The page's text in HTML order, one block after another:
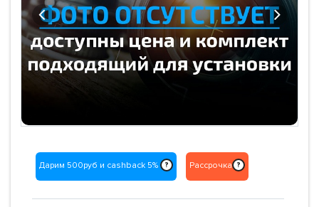
Previous Next
Дарим 500руб и cashback 5% ? Рассрочка ?